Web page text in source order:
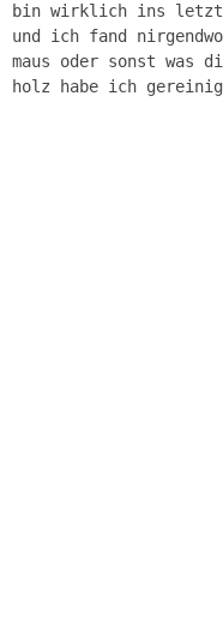
bin wirklich ins letzte
und ich fand
maus oder sonst was
holz habe ich